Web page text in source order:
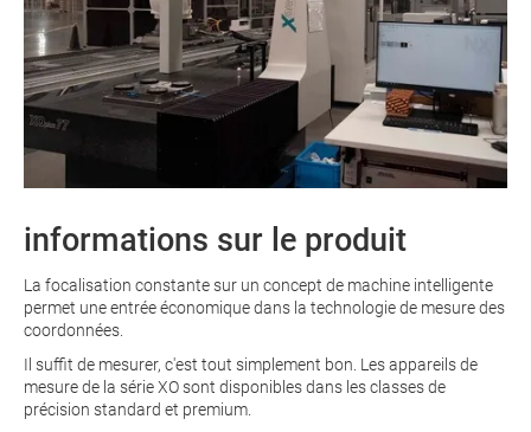
informations sur le produit
La focalisation constante sur un concept de machine intelligente
permet une entrée économique dans la technologie de mesure des
coordonnées.
Il suffit de mesurer, c'est tout simplement bon. Les appareils de
mesure de la série XO sont disponibles dans les classes de
précision standard et premium.